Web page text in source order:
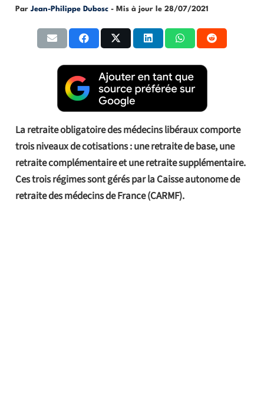
Par Jean-Philippe Dubosc - Mis à jour le 28/07/2021
La retraite obligatoire des médecins libéraux comporte
trois niveaux de cotisations : une retraite de base, une
retraite complémentaire et une retraite supplémentaire.
Ces trois régimes sont gérés par la Caisse autonome de
retraite des médecins de France (CARMF).